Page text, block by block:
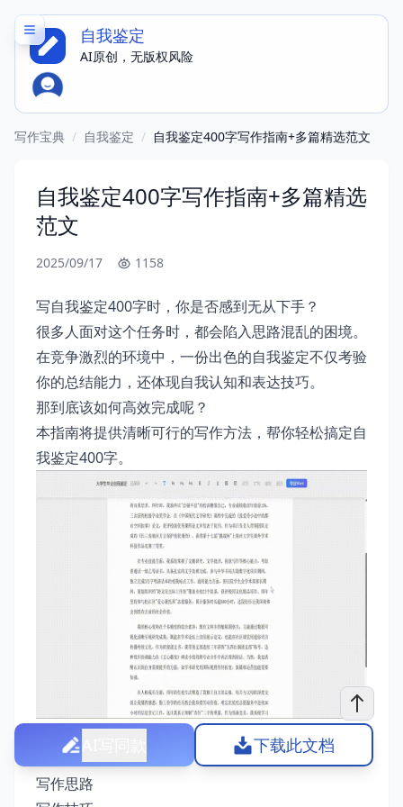
自我鉴定
AI原创，无版权风险
写作宝典 / 自我鉴定 / 自我鉴定400字写作指南+多篇精选范文
自我鉴定400字写作指南+多篇精选
范文
2025/09/17 1158
写自我鉴定400字时，你是否感到无从下手？
很多人面对这个任务时，都会陷入思路混乱的困境。
在竞争激烈的环境中，一份出色的自我鉴定不仅考验
你的总结能力，还体现自我认知和表达技巧。
那到底该如何高效完成呢？
本指南将提供清晰可行的写作方法，帮你轻松搞定自
我鉴定400字。
自我鉴定高效写作指南
写作思路
下载此文档